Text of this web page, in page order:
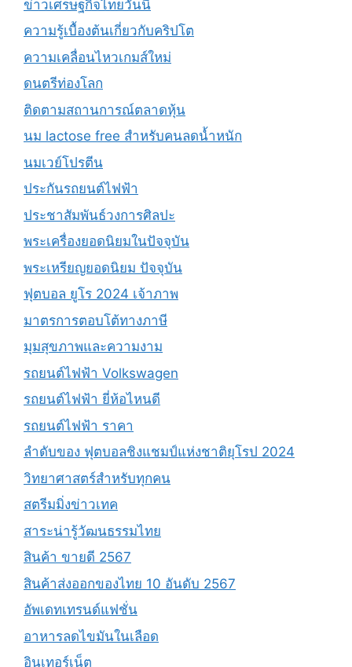
ข่าวเศรษฐกิจไทยวันนี้
ความรู้เบื้องต้นเกี่ยวกับคริปโต
ความเคลื่อนไหวเกมส์ใหม่
ดนตรีท่องโลก
ติดตามสถานการณ์ตลาดหุ้น
นม lactose free สำหรับคนลดน้ำหนัก
นมเวย์โปรตีน
ประกันรถยนต์ไฟฟ้า
ประชาสัมพันธ์วงการศิลปะ
พระเครื่องยอดนิยมในปัจจุบัน
พระเหรียญยอดนิยม ปัจจุบัน
ฟุตบอล ยูโร 2024 เจ้าภาพ
มาตรการตอบโต้ทางภาษี
มุมสุขภาพและความงาม
รถยนต์ไฟฟ้า Volkswagen
รถยนต์ไฟฟ้า ยี่ห้อไหนดี
รถยนต์ไฟฟ้า ราคา
ลำดับของ ฟุตบอลชิงแชมป์แห่งชาติยุโรป 2024
วิทยาศาสตร์สำหรับทุกคน
สตรีมมิ่งข่าวเทค
สาระน่ารู้วัฒนธรรมไทย
สินค้า ขายดี 2567
สินค้าส่งออกของไทย 10 อันดับ 2567
อัพเดทเทรนด์แฟชั่น
อาหารลดไขมันในเลือด
อินเทอร์เน็ต